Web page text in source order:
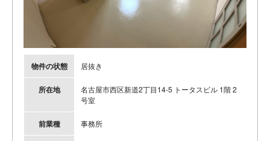
物件の状態 居抜き
所在地
名古屋市西区新道2丁目14-5 トータスビル 1階 2
号室
前業種 事務所